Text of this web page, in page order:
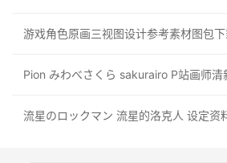
游戏角色原画三视图设计参考素材图包
流星のロックマン 流星的洛克人 设定资